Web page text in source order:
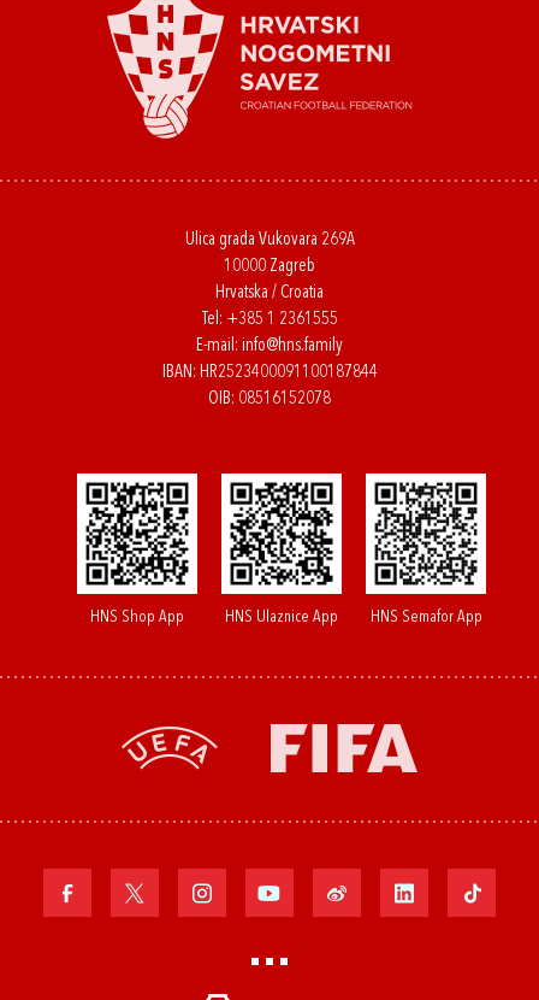
Ulica grada Vukovara 269A
10000 Zagreb
Hrvatska / Croatia
Tel: +385 1 2361555
E-mail: info@hns.family
IBAN: HR2523400091100187844
OIB: 08516152078
HNS Shop App HNS Ulaznice App HNS Semafor App